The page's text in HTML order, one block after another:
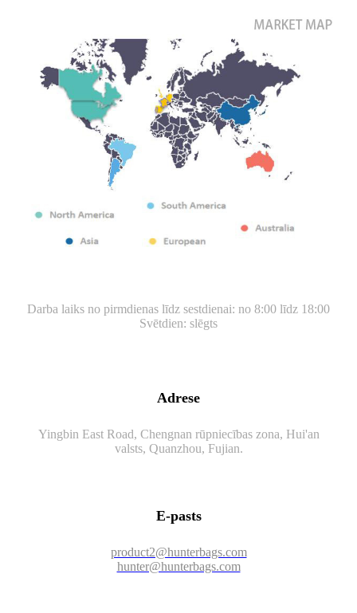
Darba laiks no pirmdienas līdz sestdienai: no 8:00 līdz 18:00
Svētdien: slēgts
Adrese
Yingbin East Road, Chengnan rūpniecības zona, Hui'an
valsts, Quanzhou, Fujian.
E-pasts
product2@hunterbags.com
hunter@hunterbags.com